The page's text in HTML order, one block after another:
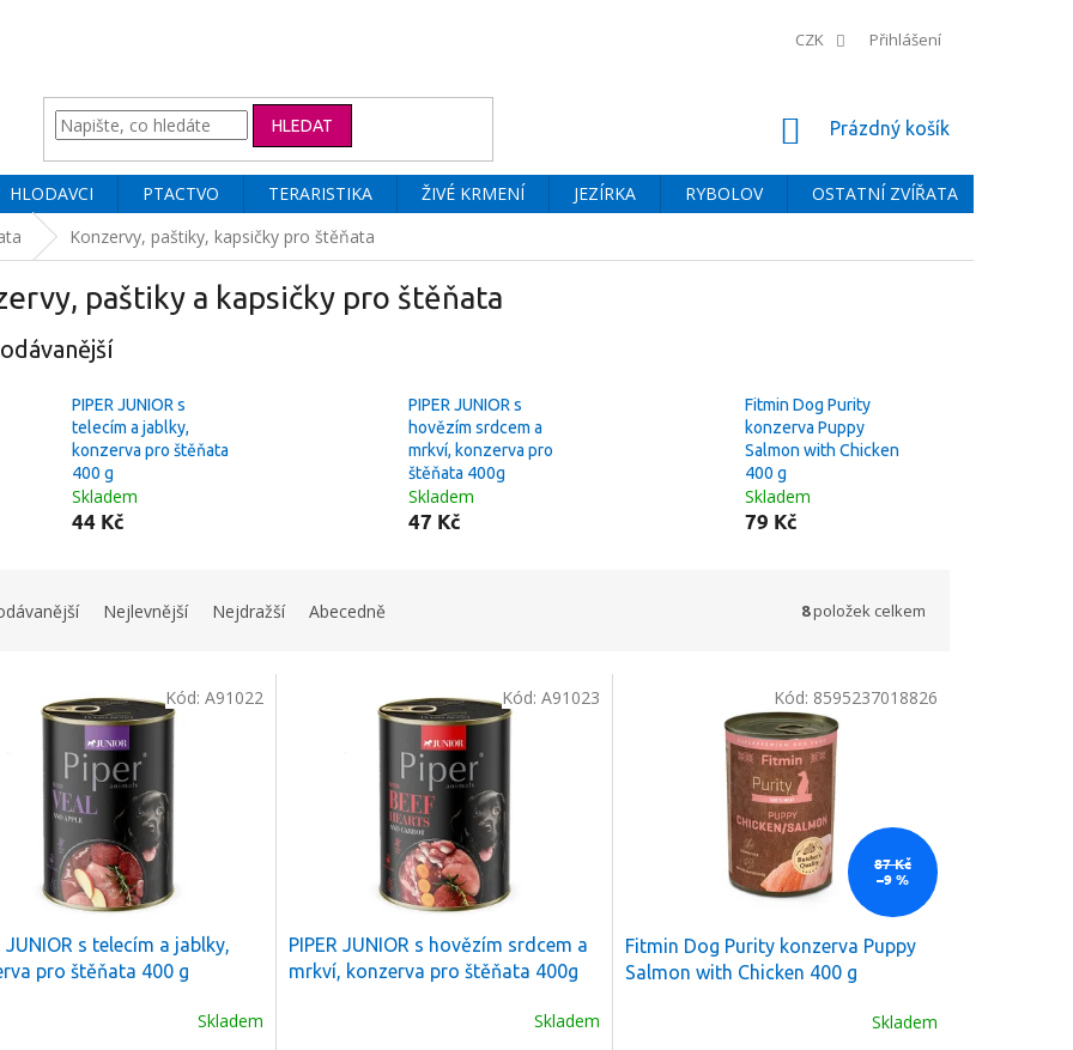
CZK Přihlášení
HLEDAT
NÁKUPNÍ
Prázdný košík
HLODAVCI PTACTVO TERARISTIKA ŽIVÉ KRMENÍ JEZÍRKA RYBOLOV OSTATNÍ ZVÍŘATA
Konzervy, paštiky, kapsičky pro štěňata
paštiky a kapsičky pro štěňata
PIPER JUNIOR s
telecím a jablky,
konzerva pro štěňata
400 g
Skladem
44 Kč
PIPER JUNIOR s
hovězím srdcem a
mrkví, konzerva pro
štěňata 400g
Skladem
47 Kč
Fitmin Dog Purity
konzerva Puppy
Salmon with Chicken
400 g
Skladem
79 Kč
Nejlevnější Nejdražší Abecedně 8položek celkem
JUNIOR s telecím a jablky,
pro štěňata 400 g
Skladem
Kód: A91022
PIPER JUNIOR s hovězím srdcem a
mrkví, konzerva pro štěňata 400g
Skladem
Kód: A91023
87 Kč
–9 %
Fitmin Dog Purity konzerva Puppy
Salmon with Chicken 400 g
Skladem
Kód: 8595237018826